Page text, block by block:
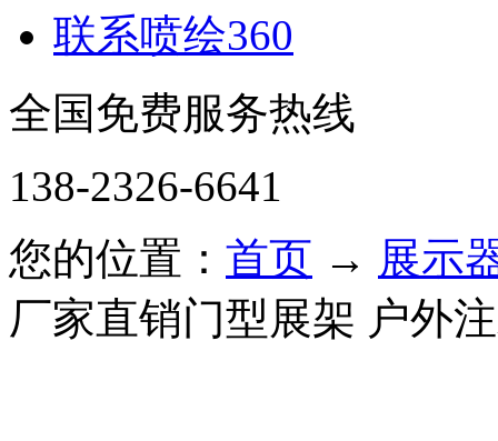
联系喷绘360
全国免费服务热线
138-2326-6641
您的位置： 首页 → 展示
厂家直销门型展架 户外